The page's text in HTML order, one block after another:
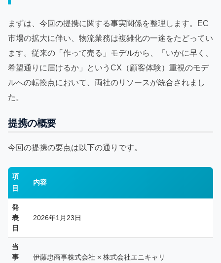
まずは、今回の提携に関する事実関係を整理します。EC
市場の拡大に伴い、物流業務は複雑化の一途をたどってい
ます。従来の「作って売る」モデルから、「いかに早く、
希望通りに届けるか」というCX（顧客体験）重視のモデ
ルへの転換点において、両社のリソースが統合されまし
た。
提携の概要
今回の提携の要点は以下の通りです。
項
目
内容
発
表
日
2026年1月23日
当
事
伊藤忠商事株式会社 × 株式会社エニキャリ